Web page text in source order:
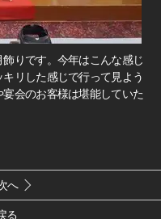
りです。今年はこんな感じ
リした感じで行って見よう
会のお客様は堪能していた
へ
る